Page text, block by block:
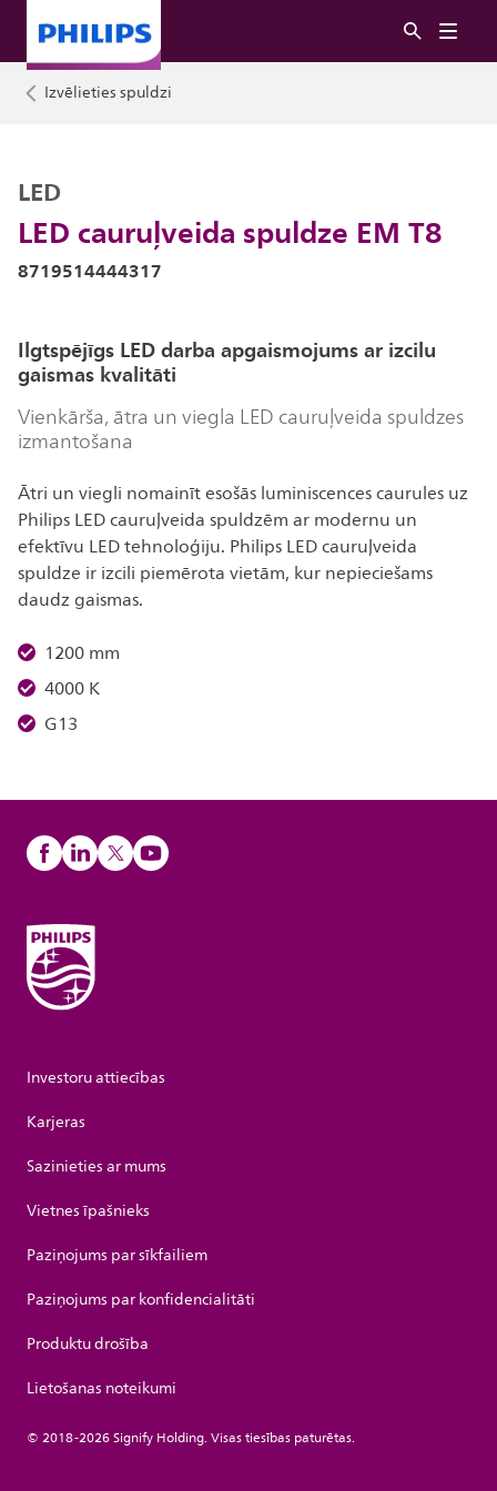
Izvēlieties spuldzi
LED cauruļveida spuldze EM T8
LED
8719514444317
Ilgtspējīgs LED darba apgaismojums ar izcilu
gaismas kvalitāti
Vienkārša, ātra un viegla LED cauruļveida spuldzes
izmantošana
Ātri un viegli nomainīt esošās luminiscences caurules uz
Philips LED cauruļveida spuldzēm ar modernu un
efektīvu LED tehnoloģiju. Philips LED cauruļveida
spuldze ir izcili piemērota vietām, kur nepieciešams
daudz gaismas.
1200 mm
4000 K
G13
Investoru attiecības
Karjeras
Sazinieties ar mums
Vietnes īpašnieks
Paziņojums par sīkfailiem
Paziņojums par konfidencialitāti
Produktu drošība
Lietošanas noteikumi
© 2018-2026 Signify Holding. Visas tiesības paturētas.